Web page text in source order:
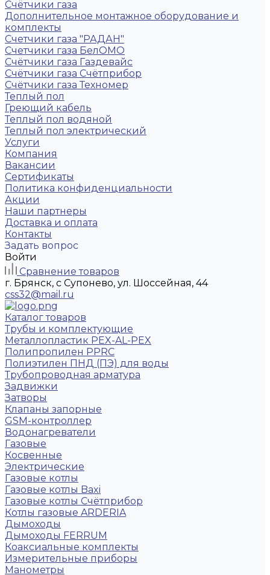
Счётчики газа
Дополнительное монтажное оборудование и
комплекты
Счетчики газа "РАДАН"
Счетчики газа БелОМО
Счётчики газа Газдевайс
Счётчики газа Счётприбор
Счётчики газа Техномер
Теплый пол
Греющий кабель
Теплый пол водяной
Теплый пол электрический
Услуги
Компания
Вакансии
Сертификаты
Политика конфиденциальности
Акции
Наши партнеры
Доставка и оплата
Контакты
Задать вопрос
Войти
Сравнение товаров
г. Брянск, с Супонево, ул. Шоссейная, 44
css32@mail.ru
Каталог товаров
Трубы и комплектующие
Металлопластик PEX-AL-PEX
Полипропилен PPRC
Полиэтилен ПНД (ПЭ) для воды
Трубопроводная арматура
Задвижки
Затворы
Клапаны запорные
GSM-контроллер
Водонагреватели
Газовые
Косвенные
Электрические
Газовые котлы
Газовые котлы Baxi
Газовые котлы Счётприбор
Котлы газовые ARDERIA
Дымоходы
Дымоходы FERRUM
Коаксиальные комплекты
Измерительные приборы
Манометры